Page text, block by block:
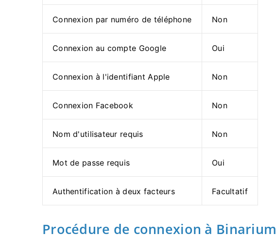
Connexion par numéro de téléphone Non
Connexion au compte Google Oui
Connexion à l'identifiant Apple Non
Connexion Facebook Non
Nom d'utilisateur requis Non
Mot de passe requis Oui
Authentification à deux facteurs Facultatif
Procédure de connexion à Binarium